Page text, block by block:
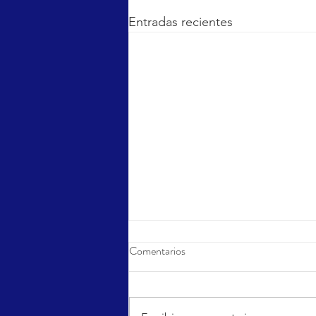
Entradas recientes
Sports Day
Comentarios